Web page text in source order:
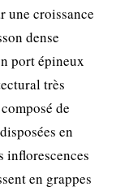
une croissance
dense
port épineux
très
de
en
inflorescences
en grappes